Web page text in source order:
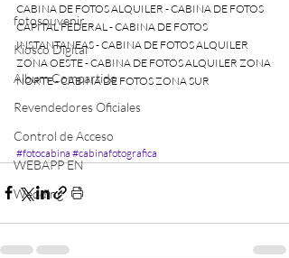
fotosouvenir
Kiosco Digital
Album Compartido
Revendedores Oficiales
Control de Acceso
WEBAPP EN
Wedding
CABINA DE FOTOS ALQUILER - CABINA DE FOTOS
CAPITAL FEDERAL - CABINA DE FOTOS
INSTANTANEAS - CABINA DE FOTOS ALQUILER
ZONA OESTE - CABINA DE FOTOS ALQUILER ZONA
NORTE - CABINA DE FOTOS ZONA SUR
#fotocabina #cabinafotografica